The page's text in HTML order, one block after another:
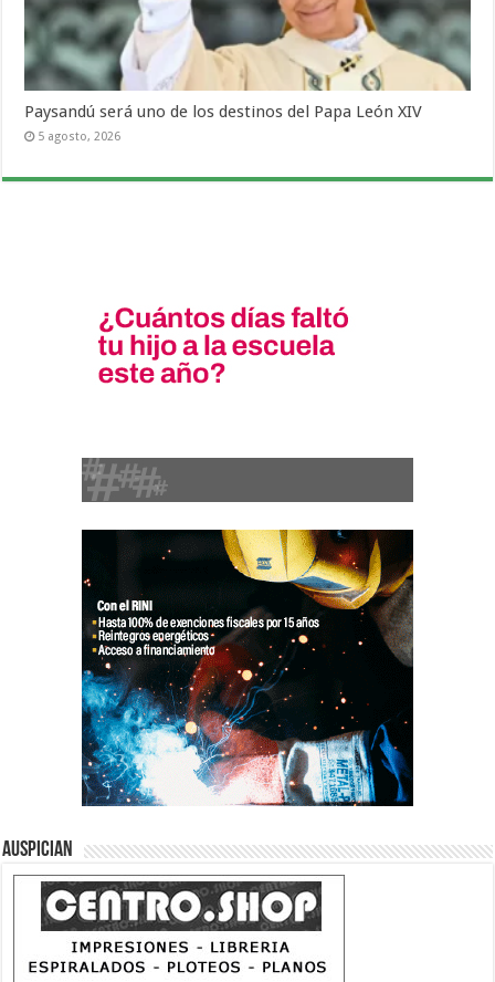
Paysandú será uno de los destinos del Papa León XIV
5 agosto, 2026
Auspician